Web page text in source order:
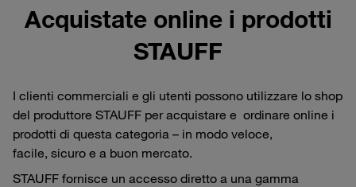
Acquistate online i prodotti
STAUFF
I clienti commerciali e gli utenti possono utilizzare lo shop
del produttore STAUFF per acquistare e ordinare online i
prodotti di questa categoria – in modo veloce,
facile, sicuro e a buon mercato.
STAUFF fornisce un accesso diretto a una gamma